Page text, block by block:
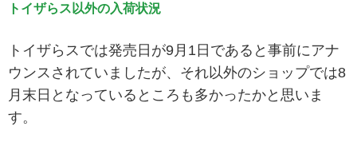
トイザらス以外の入荷状況
トイザらスでは発売日が9月1日であると事前にアナ
ウンスされていましたが、それ以外のショップでは8
月末日となっているところも多かったかと思いま
す。